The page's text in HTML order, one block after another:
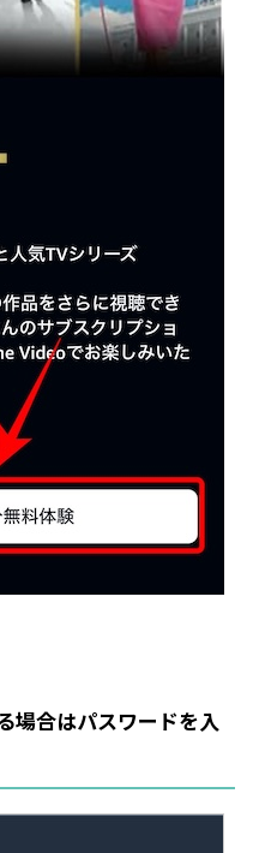
場合はパスワードを入